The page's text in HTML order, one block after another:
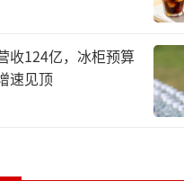
言论，8月9日下午，
言论严重背离事实
成巨大伤害，已向
求东方甄选就此事
将保留进一步追究
责任的权利。
收124亿，冰柜预算
速见顶